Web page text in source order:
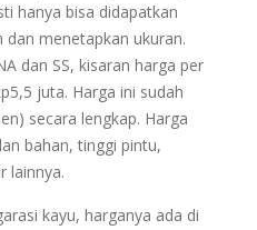
hanya bisa didapatkan
menetapkan ukuran.
dan SS, kisaran harga per
juta. Harga ini sudah
secara lengkap. Harga
bahan, tinggi pintu,
lainnya.
kayu, harganya ada di